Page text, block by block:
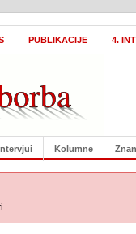
PUBLIKACIJE 4.
Kolumne